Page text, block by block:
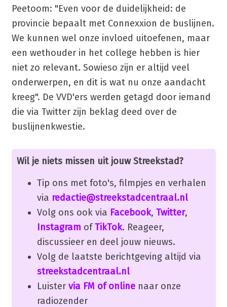
Peetoom: "Even voor de duidelijkheid: de
provincie bepaalt met Connexxion de buslijnen.
We kunnen wel onze invloed uitoefenen, maar
een wethouder in het college hebben is hier
niet zo relevant. Sowieso zijn er altijd veel
onderwerpen, en dit is wat nu onze aandacht
kreeg". De VVD'ers werden getagd door iemand
die via Twitter zijn beklag deed over de
buslijnenkwestie.
Wil je niets missen uit jouw Streekstad?
Tip ons met foto's, filmpjes en verhalen
via redactie@streekstadcentraal.nl
Volg ons ook via Facebook, Twitter,
Instagram ofTikTok. Reageer,
discussieer en deel jouw nieuws.
Volg de laatste berichtgeving altijd via
streekstadcentraal.nl
Luister via FM of onlinenaar onze
radiozender